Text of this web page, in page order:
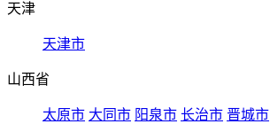
天津
天津市
山西省
太原市 大同市 阳泉市 长治市 晋城市